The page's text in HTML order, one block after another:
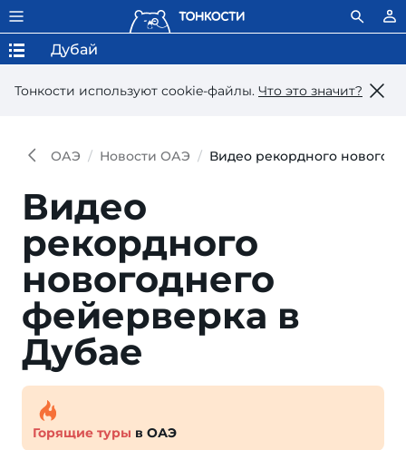
Тонкости используют сookie-файлы. Что это значит?
Дубай
ОАЭ Новости ОАЭ Видео рекордного
Видео
рекордного
новогоднего
фейерверка в
Дубае
Горящие туры в ОАЭ